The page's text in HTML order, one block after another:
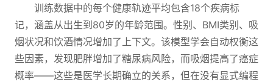
训练数据中的每个健康轨迹平均包含18个疾病标
记，涵盖从出生到80岁的年龄范围。性别、BMI类别、吸
烟状况和饮酒情况增加了上下文。该模型学会自动权衡这
些因素，发现肥胖增加了糖尿病风险，而吸烟提高了癌症
概率——这些是医学长期确立的关系，但在没有显式编程